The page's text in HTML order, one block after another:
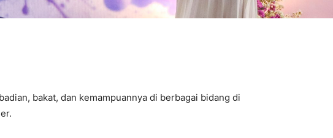
bakat, dan kemampuannya di berbagai bidang di